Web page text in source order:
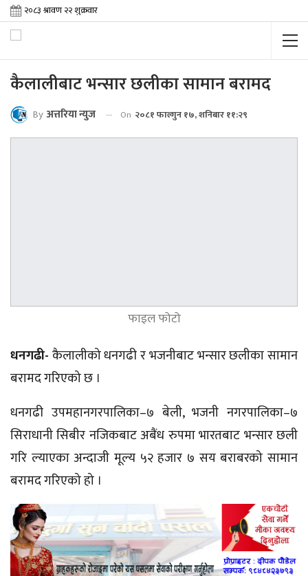
कैलालीबाट भन्सार छलीका सामान बरामद
By अत्तरिया न्युज On २०८१ फाल्गुन १७, शनिबार ११:२९
फाइल फोटो
धनगढी-कैलालीको धनगढी र भजनीबाट भन्सार छलीका सामान
बरामद गरिएको छ ।
धनगढी उपमहानगरपालिका–७ बेली, भजनी नगरपालिका–७
सिराधानी सिबीर नजिकबाट अबैंध रुपमा भारतबाट भन्सार छली
गरि ल्याएका अन्दाजी मूल्य ५२ हजार ७ सय बराबरको सामान
बरामद गरिएको हो ।